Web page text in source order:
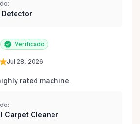
Detector
Verificado
Jul 28, 2026
rated machine.
Carpet Cleaner